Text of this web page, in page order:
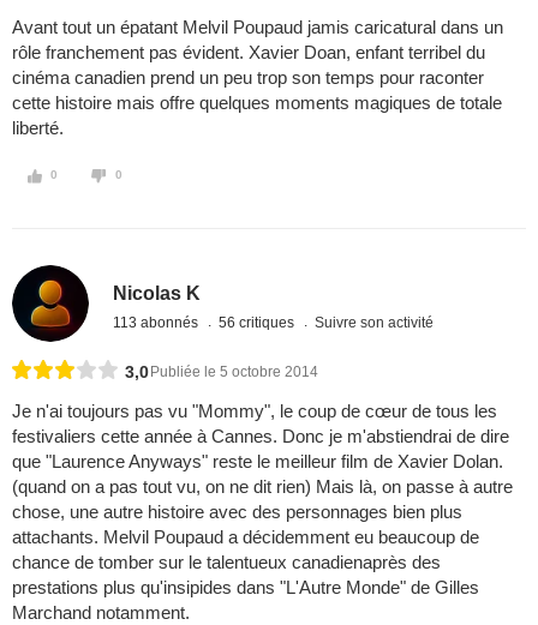
Avant tout un épatant Melvil Poupaud jamis caricatural dans un
rôle franchement pas évident. Xavier Doan, enfant terribel du
cinéma canadien prend un peu trop son temps pour raconter
cette histoire mais offre quelques moments magiques de totale
liberté.
0 0
Nicolas K
113 abonnés 56 critiques Suivre son activité
3,0 Publiée le 5 octobre 2014
Je n'ai toujours pas vu "Mommy", le coup de cœur de tous les
festivaliers cette année à Cannes. Donc je m'abstiendrai de dire
que "Laurence Anyways" reste le meilleur film de Xavier Dolan.
(quand on a pas tout vu, on ne dit rien) Mais là, on passe à autre
chose, une autre histoire avec des personnages bien plus
attachants. Melvil Poupaud a décidemment eu beaucoup de
chance de tomber sur le talentueux canadienaprès des
prestations plus qu'insipides dans "L'Autre Monde" de Gilles
Marchand notamment.